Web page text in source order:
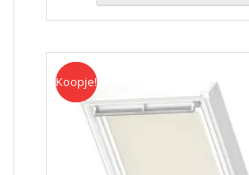
Koopje
Koopje!